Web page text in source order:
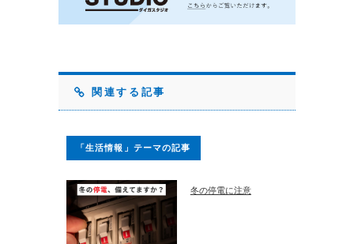
関連する記事
「生活情報」テーマの記事
冬の停電に注意